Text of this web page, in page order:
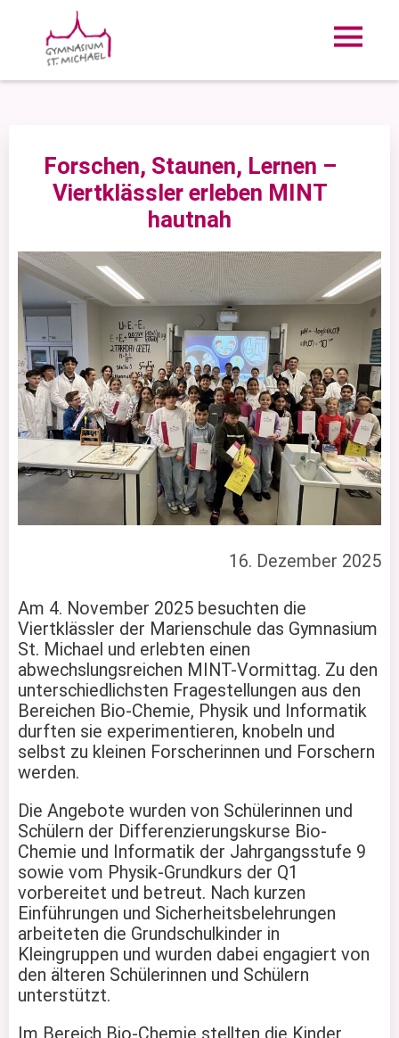
Forschen, Staunen, Lernen –
Viertklässler erleben MINT
hautnah
16. Dezember 2025
Am 4. November 2025 besuchten die
Viertklässler der Marienschule das Gymnasium
St. Michael und erlebten einen
abwechslungsreichen MINT-Vormittag. Zu den
unterschiedlichsten Fragestellungen aus den
Bereichen Bio-Chemie, Physik und Informatik
durften sie experimentieren, knobeln und
selbst zu kleinen Forscherinnen und Forschern
werden.
Die Angebote wurden von Schülerinnen und
Schülern der Differenzierungskurse Bio-
Chemie und Informatik der Jahrgangsstufe 9
sowie vom Physik-Grundkurs der Q1
vorbereitet und betreut. Nach kurzen
Einführungen und Sicherheitsbelehrungen
arbeiteten die Grundschulkinder in
Kleingruppen und wurden dabei engagiert von
den älteren Schülerinnen und Schülern
unterstützt.
Im Bereich Bio-Chemie stellten die Kinder